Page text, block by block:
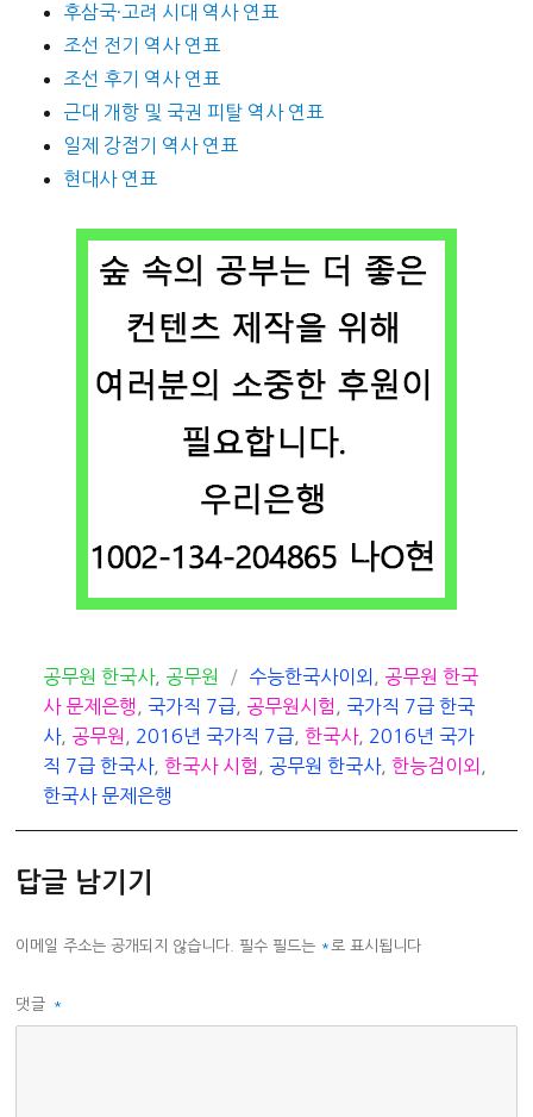
후삼국·고려 시대 역사 연표
조선 전기 역사 연표
조선 후기 역사 연표
근대 개항 및 국권 피탈 역사 연표
일제 강점기 역사 연표
현대사 연표
카
테
고
리
공무원 한국사, 공무원
태
그
수능한국사이외
공무원 한국
사 문제은행
국가직 7급 공무원시험
국가직 7급 한국
사, 공무원 2016년 국가직 7급 ,한국사, 2016년 국가
직 7급 한국사,한국사 시험 공무원 한국사,한능검이외
한국사 문제은행
답글 남기기
이메일 주소는 공개되지 않습니다. 필수 필드는 *로 표시됩니다
댓글 *